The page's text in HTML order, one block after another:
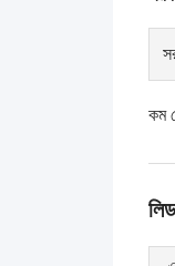
কম